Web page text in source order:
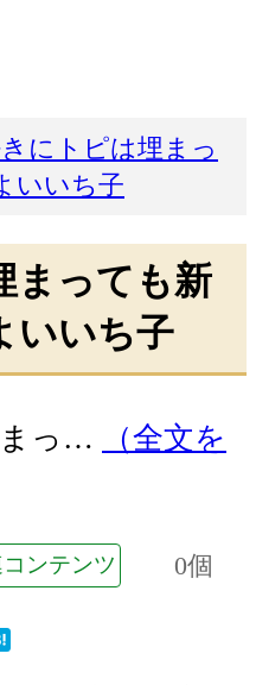
にトピは埋まっ
いいち子
まっても新
いいち子
まっ…
（全文を
ンテンツ 0個